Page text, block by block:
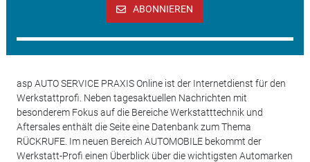
ABONNIEREN
asp AUTO SERVICE PRAXIS Online ist der Internetdienst für den
Werkstattprofi. Neben tagesaktuellen Nachrichten mit
besonderem Fokus auf die Bereiche Werkstatttechnik und
Aftersales enthält die Seite eine Datenbank zum Thema
RÜCKRUFE. Im neuen Bereich AUTOMOBILE bekommt der
Werkstatt-Profi einen Überblick über die wichtigsten Automarken